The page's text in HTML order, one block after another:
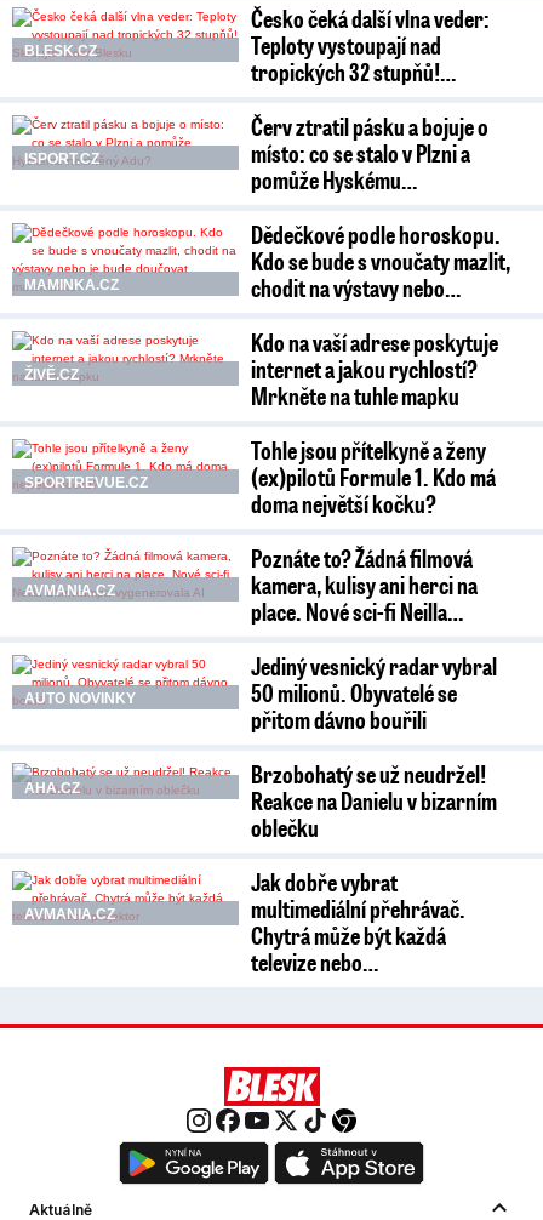
BLESK.CZ
Česko čeká další vlna veder:
Teploty vystoupají nad
tropických 32 stupňů!…
ISPORT.CZ
Červ ztratil pásku a bojuje o
místo: co se stalo v Plzni a
pomůže Hyskému…
MAMINKA.CZ
Dědečkové podle horoskopu.
Kdo se bude s vnoučaty mazlit,
chodit na výstavy nebo…
ŽIVĚ.CZ
Kdo na vaší adrese poskytuje
internet a jakou rychlostí?
Mrkněte na tuhle mapku
SPORTREVUE.CZ
Tohle jsou přítelkyně a ženy
(ex)pilotů Formule 1. Kdo má
doma největší kočku?
AVMANIA.CZ
Poznáte to? Žádná filmová
kamera, kulisy ani herci na
place. Nové sci-fi Neilla…
AUTO NOVINKY
Jediný vesnický radar vybral
50 milionů. Obyvatelé se
přitom dávno bouřili
AHA.CZ
Brzobohatý se už neudržel!
Reakce na Danielu v bizarním
oblečku
AVMANIA.CZ
Jak dobře vybrat
multimediální přehrávač.
Chytrá může být každá
televize nebo…
Aktuálně